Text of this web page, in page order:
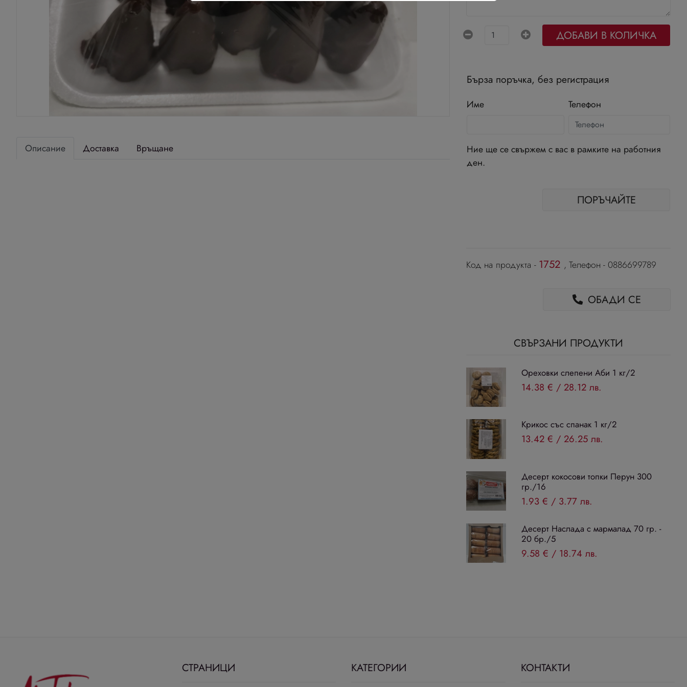
ДОБАВИ В КОЛИЧКА
Бърза поръчка, без регистрация
Име Телефон
Ние ще се свържем с вас в рамките на работния
ден.
ПОРЪЧАЙТЕ
Код на продукта - 1752 , Телефон - 0886699789
ОБАДИ СЕ
СВЪРЗАНИ ПРОДУКТИ
Ореховки слепени Аби 1 кг/2
14.38 € / 28.12 лв.
Крикос със спанак 1 кг/2
13.42 € / 26.25 лв.
Десерт кокосови топки Перун 300
гр./16
1.93 € / 3.77 лв.
Десерт Наслада с мармалад 70 гр. -
20 бр./5
9.58 € / 18.74 лв.
Описание Доставка Връщане
СТРАНИЦИ КАТЕГОРИИ КОНТАКТИ